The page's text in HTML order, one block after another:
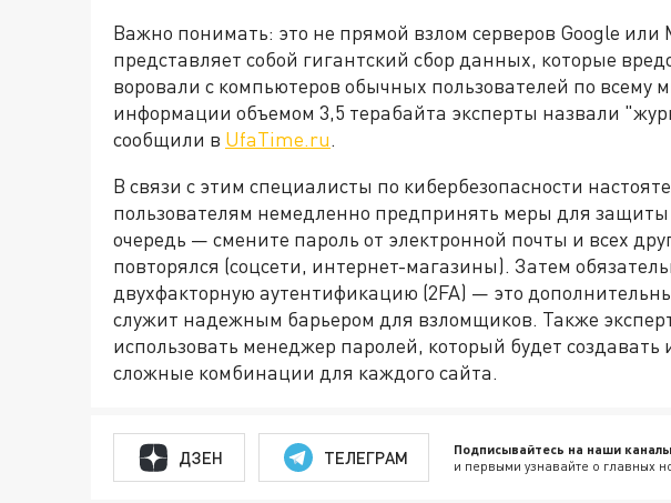
Важно понимать: это не прямой взлом серверов Google или
представляет собой гигантский сбор данных, которые
воровали с компьютеров обычных пользователей по всему
информации объемом 3,5 терабайта эксперты назвали
сообщили в UfaTime.ru.
В связи с этим специалисты по кибербезопасности
пользователям немедленно предпринять меры для защиты
очередь — смените пароль от электронной почты и всех
повторялся (соцсети, интернет-магазины). Затем
двухфакторную аутентификацию (2FA) — это
служит надежным барьером для взломщиков. Также
использовать менеджер паролей, который будет
сложные комбинации для каждого сайта.
ДЗЕН ТЕЛЕГРАМ Подписывайтесь на наши каналы
и первыми узнавайте о главных